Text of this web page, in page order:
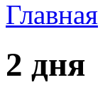
Главная
2 дня